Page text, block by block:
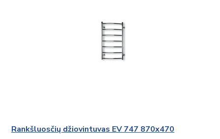
Rankšluosčių džiovintuvas EV 747 870x470